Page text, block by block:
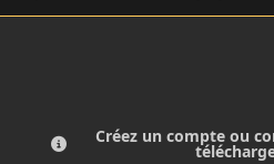
Créez un compte ou